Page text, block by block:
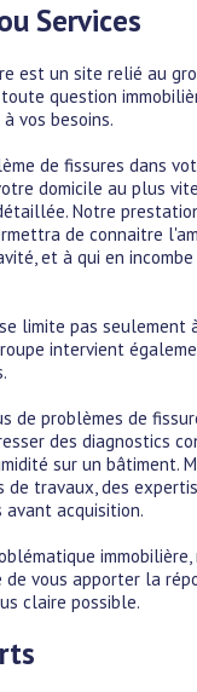
Services
est un site relié au
question
vos besoins.
de fissures dans
domicile au plus
Notre
de connaitre
et à qui en
limite pas seulement
intervient
de problèmes de
des diagnostics
sur un bâtiment.
de travaux, des
avant acquisition.
de vous apporter la
claire possible.